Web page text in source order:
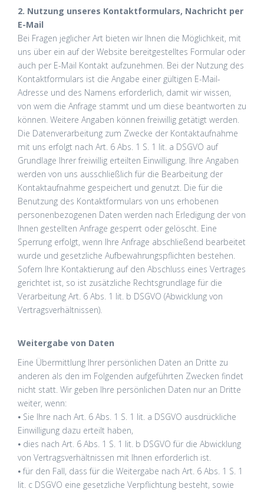
2. Nutzung unseres Kontaktformulars, Nachricht per
E-Mail
Bei Fragen jeglicher Art bieten wir Ihnen die Möglichkeit, mit
uns über ein auf der Website bereitgestelltes Formular oder
auch per E-Mail Kontakt aufzunehmen. Bei der Nutzung des
Kontaktformulars ist die Angabe einer gültigen E-Mail-
Adresse und des Namens erforderlich, damit wir wissen,
von wem die Anfrage stammt und um diese beantworten zu
können. Weitere Angaben können freiwillig getätigt werden.
Die Datenverarbeitung zum Zwecke der Kontaktaufnahme
mit uns erfolgt nach Art. 6 Abs. 1 S. 1 lit. a DSGVO auf
Grundlage Ihrer freiwillig erteilten Einwilligung. Ihre Angaben
werden von uns ausschließlich für die Bearbeitung der
Kontaktaufnahme gespeichert und genutzt. Die für die
Benutzung des Kontaktformulars von uns erhobenen
personenbezogenen Daten werden nach Erledigung der von
Ihnen gestellten Anfrage gesperrt oder gelöscht. Eine
Sperrung erfolgt, wenn Ihre Anfrage abschließend bearbeitet
wurde und gesetzliche Aufbewahrungspflichten bestehen.
Sofern Ihre Kontaktierung auf den Abschluss eines Vertrages
gerichtet ist, so ist zusätzliche Rechtsgrundlage für die
Verarbeitung Art. 6 Abs. 1 lit. b DSGVO (Abwicklung von
Vertragsverhältnissen).
Weitergabe von Daten
Eine Übermittlung Ihrer persönlichen Daten an Dritte zu
anderen als den im Folgenden aufgeführten Zwecken findet
nicht statt. Wir geben Ihre persönlichen Daten nur an Dritte
weiter, wenn:
⦁ Sie Ihre nach Art. 6 Abs. 1 S. 1 lit. a DSGVO ausdrückliche
Einwilligung dazu erteilt haben,
⦁ dies nach Art. 6 Abs. 1 S. 1 lit. b DSGVO für die Abwicklung
von Vertragsverhältnissen mit Ihnen erforderlich ist.
⦁ für den Fall, dass für die Weitergabe nach Art. 6 Abs. 1 S. 1
lit. c DSGVO eine gesetzliche Verpflichtung besteht, sowie